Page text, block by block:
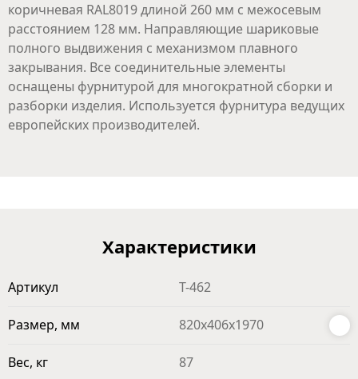
коричневая RAL8019 длиной 260 мм с межосевым
расстоянием 128 мм. Направляющие шариковые
полного выдвижения с механизмом плавного
закрывания. Все соединительные элементы
оснащены фурнитурой для многократной сборки и
разборки изделия. Используется фурнитура ведущих
европейских производителей.
Характеристики
Артикул T-462
Размер, мм 820х406х1970
Вес, кг 87